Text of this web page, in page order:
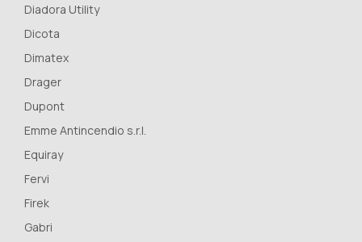
Diadora Utility
Dicota
Dimatex
Drager
Dupont
Emme Antincendio s.r.l.
Equiray
Fervi
Firek
Gabri